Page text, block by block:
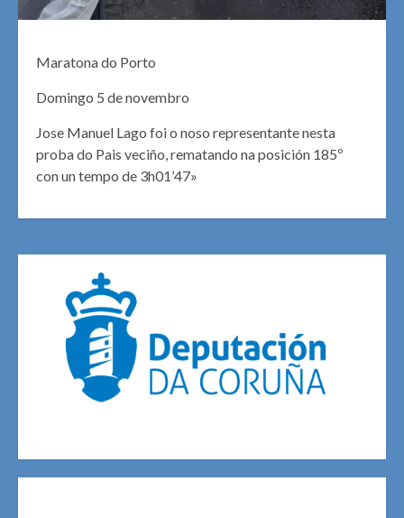
Maratona do Porto
Domingo 5 de novembro
Jose Manuel Lago foi o noso representante nesta
proba do Pais veciño, rematando na posición 185º
con un tempo de 3h01’47»